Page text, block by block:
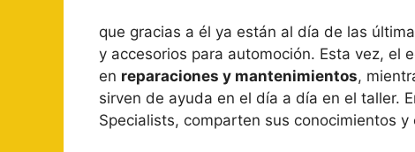
que gracias a él ya están al día de las
y accesorios para automoción. Esta vez, el
en reparaciones y mantenimientos,
sirven de ayuda en el día a día en el taller.
Specialists, comparten sus conocimientos y